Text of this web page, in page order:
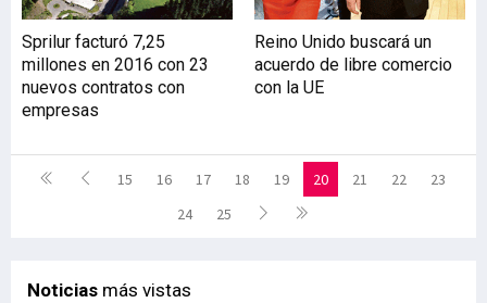
Sprilur facturó 7,25
millones en 2016 con 23
nuevos contratos con
empresas
Reino Unido buscará un
acuerdo de libre comercio
con la UE
15 16 17 18 19 20 21 22
23
24
25
Noticias más vistas